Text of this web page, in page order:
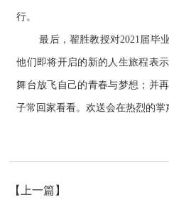
行。
最后，翟胜教授对2021届毕
他们即将开启的新的人生旅程表
舞台放飞自己的青春与梦想；并
子常回家看看。欢送会在热烈的掌
【上一篇】